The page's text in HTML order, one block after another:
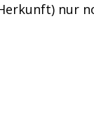
nur